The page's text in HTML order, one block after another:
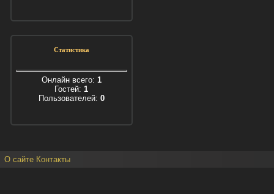
Статистика
Онлайн всего: 1
Гостей: 1
Пользователей: 0
О сайте Контакты